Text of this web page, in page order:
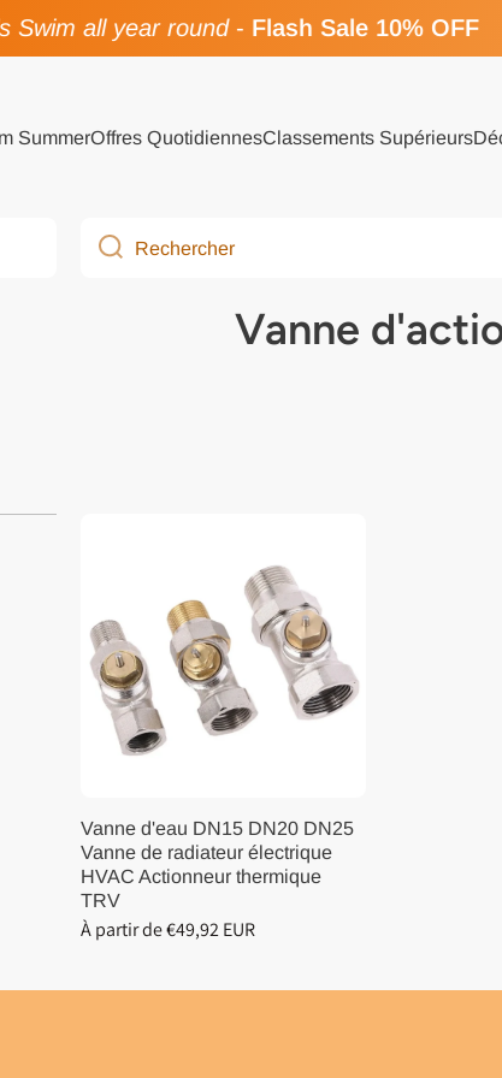
Swim all year round-Flash Sale 10% OFF
SummerOffres QuotidiennesClassements Supérieurs
Rechercher
Vanne
Vanne d'eau DN15 DN20 DN25
Vanne de radiateur électrique
HVAC Actionneur thermique
TRV
À partir de €49,92 EUR